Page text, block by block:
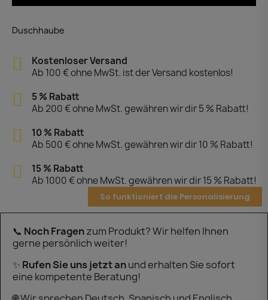
Duschhaube
Kostenloser Versand
Ab 100 € ohne MwSt. ist der Versand kostenlos!
5 % Rabatt
Ab 200 € ohne MwSt. gewähren wir dir 5 % Rabatt!
10 % Rabatt
Ab 500 € ohne MwSt. gewähren wir dir 10 % Rabatt!
15 % Rabatt
Ab 1000 € ohne MwSt. gewähren wir dir 15 % Rabatt!
So funktioniert die Personalisierung
📞 Noch Fragenzum Produkt? Wir helfen Ihnen
gerne persönlich weiter!
✨ Rufen Sie uns jetzt anund erhalten Sie sofort
eine kompetente Beratung!